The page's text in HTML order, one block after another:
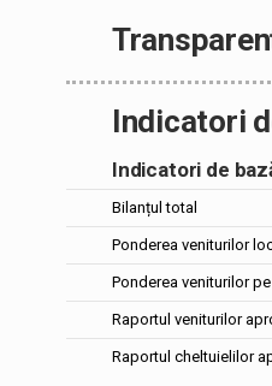
Indicatori
Indicatori de
Bilanțul total
Ponderea veniturilor
Ponderea veniturilor
Raportul veniturilor
Raportul cheltuielilor